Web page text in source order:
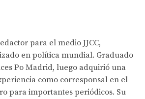
para el medio JJCC,
en política mundial. Graduado
Po Madrid, luego adquirió una
como corresponsal en el
para importantes periódicos. Su